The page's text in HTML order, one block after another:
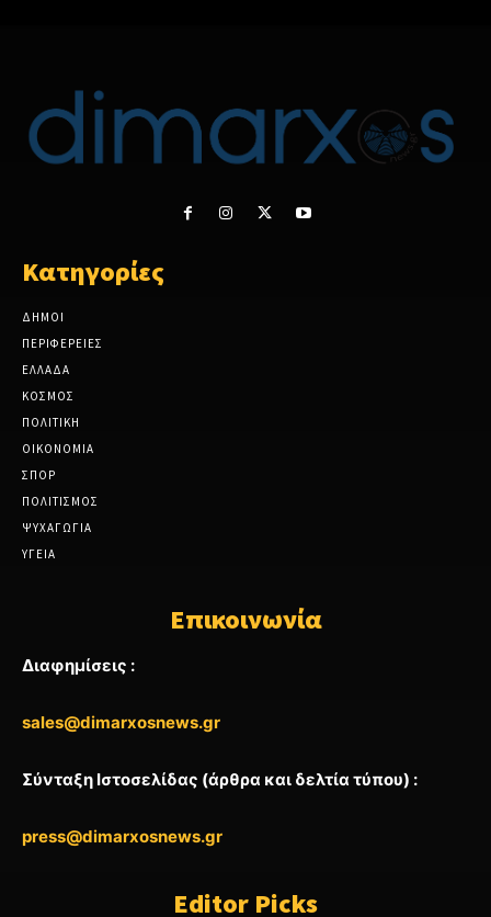
Κατηγορίες
ΔΗΜΟΙ
ΠΕΡΙΦΕΡΕΙΕΣ
ΕΛΛΑΔΑ
ΚΟΣΜΟΣ
ΠΟΛΙΤΙΚΗ
ΟΙΚΟΝΟΜΙΑ
ΣΠΟΡ
ΠΟΛΙΤΙΣΜΟΣ
ΨΥΧΑΓΩΓΙΑ
ΥΓΕΙΑ
Επικοινωνία
Διαφημίσεις :
sales@dimarxosnews.gr
Σύνταξη Ιστοσελίδας (άρθρα και δελτία τύπου) :
press@dimarxosnews.gr
Editor Picks